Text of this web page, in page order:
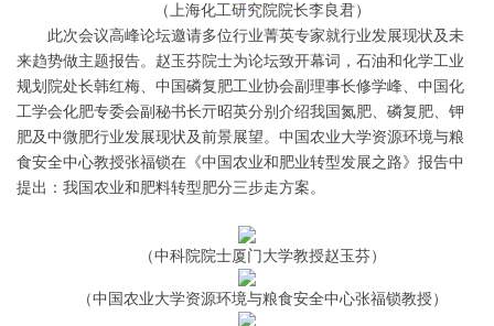
（上海化工研究院院长李良君）
此次会议高峰论坛邀请多位行业菁英专家就行业发展现状及未
来趋势做主题报告。赵玉芬院士为论坛致开幕词，石油和化学工业
规划院处长韩红梅、中国磷复肥工业协会副理事长修学峰、中国化
工学会化肥专委会副秘书长亓昭英分别介绍我国氮肥、磷复肥、钾
肥及中微肥行业发展现状及前景展望。中国农业大学资源环境与粮
食安全中心教授张福锁在《中国农业和肥业转型发展之路》报告中
提出：我国农业和肥料转型肥分三步走方案。
（中科院院士厦门大学教授赵玉芬）
（中国农业大学资源环境与粮食安全中心张福锁教授）